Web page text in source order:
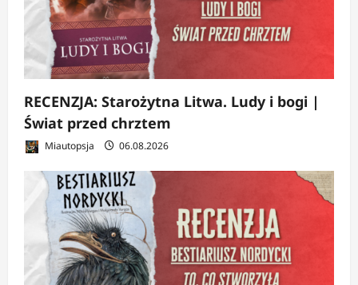
RECENZJA: Starożytna Litwa. Ludy i bogi |
Świat przed chrztem
Miautopsja 06.08.2026